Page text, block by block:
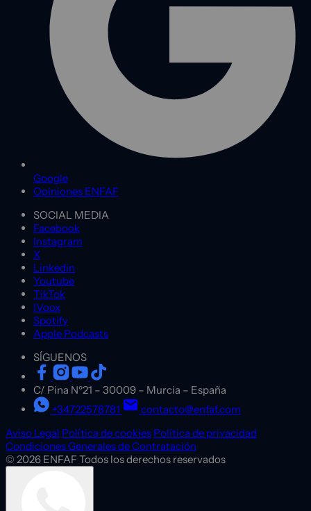
Google
Opiniones ENFAF
SOCIAL MEDIA
Facebook
Instagram
X
Linkedin
Youtube
TikTok
IVoox
Spotify
Apple Podcasts
SÍGUENOS
C/ Pina Nº21 – 30009 – Murcia – España
+34722578781
contacto@enfaf.com
Aviso Legal Política de cookies Política de privacidad
Condiciones Generales de Contratación
© 2026 ENFAF Todos los derechos reservados